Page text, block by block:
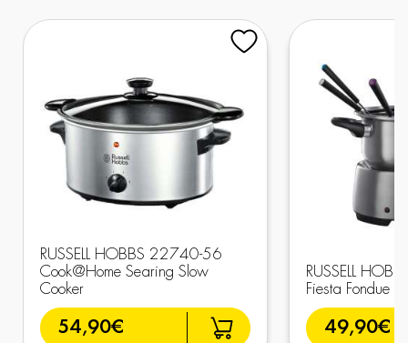
RUSSELL HOBBS 22740-56
Cook@Home Searing Slow
Cooker
54,90€
RUSSELL
Fiesta Fondue
49,90€